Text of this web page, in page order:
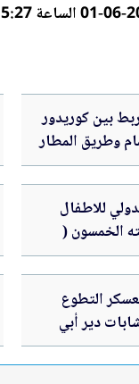
بين كوريدور
وطريق المطار
للاطفال
الخمسون (
التطوع
دير أبي
معسكرات